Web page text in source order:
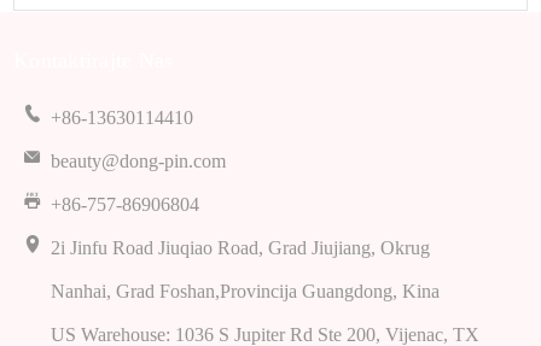
+86-13630114410
beauty@dong-pin.com
+86-757-86906804
2i Jinfu Road Jiuqiao Road, Grad Jiujiang, Okrug
Nanhai, Grad Foshan,Provincija Guangdong, Kina
US Warehouse: 1036 S Jupiter Rd Ste 200, Vijenac, TX